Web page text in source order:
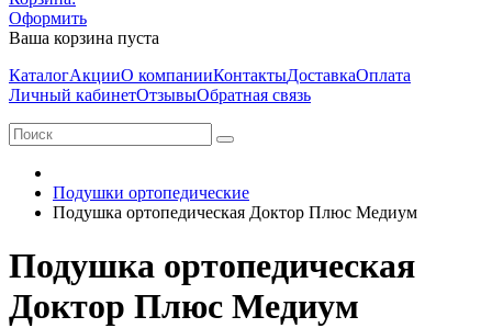
Оформить
Ваша корзина пуста
КаталогАкцииО компанииКонтактыДоставкаОплата
Личный кабинетОтзывыОбратная связь
Подушки ортопедические
Подушка ортопедическая Доктор Плюс Медиум
Подушка ортопедическая
Доктор Плюс Медиум